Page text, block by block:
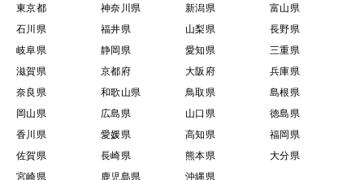
東京都
神奈川県 新潟県
富山県
石川県
福井県 山梨県
長野県
岐阜県
静岡県 愛知県
三重県
滋賀県
京都府 大阪府
兵庫県
奈良県
和歌山県 鳥取県
島根県
岡山県
広島県 山口県
徳島県
香川県
愛媛県 高知県
福岡県
佐賀県
長崎県 熊本県
大分県
宮崎県
鹿児島県 沖縄県